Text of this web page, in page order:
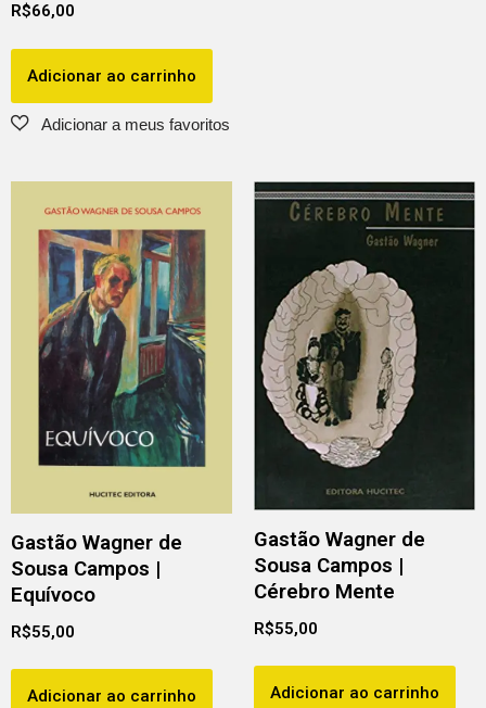
R$66,00
Adicionar ao carrinho
Gastão Wagner de
Sousa Campos |
Equívoco
R$55,00
Adicionar ao carrinho
Gastão Wagner de
Sousa Campos |
Cérebro Mente
R$55,00
Adicionar ao carrinho